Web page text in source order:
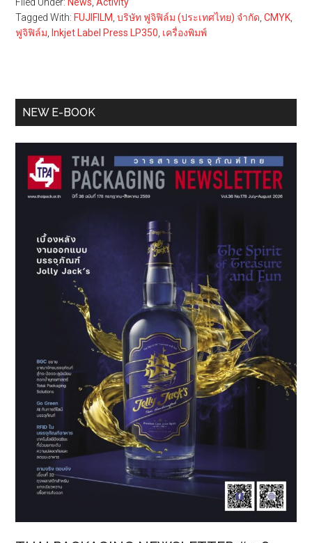
Tagged With: FUJIFILM ,บริษัท ฟูจิฟิล์ม (ประเทศไทย) จำกัด ,CMYK
ฟูจิฟิล์ม
Inkjet Label Press LP350 เครื่องพิมพ์
Primary
NEW E-BOOK